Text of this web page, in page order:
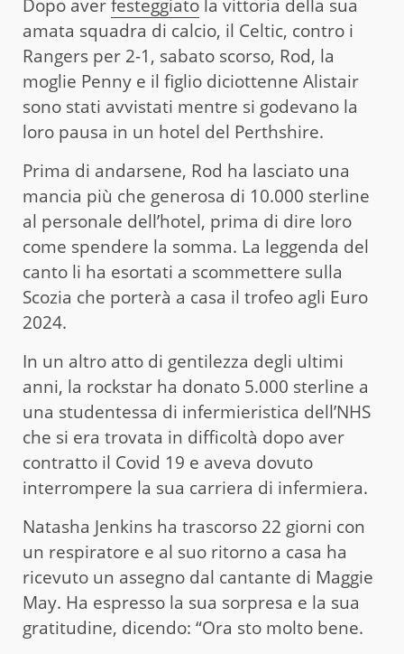
Dopo averfesteggiato la vittoria della sua
amata squadra di calcio, il Celtic, contro i
Rangers per 2-1, sabato scorso, Rod, la
moglie Penny e il figlio diciottenne Alistair
sono stati avvistati mentre si godevano la
loro pausa in un hotel del Perthshire.
Prima di andarsene, Rod ha lasciato una
mancia più che generosa di 10.000 sterline
al personale dell’hotel, prima di dire loro
come spendere la somma. La leggenda del
canto li ha esortati a scommettere sulla
Scozia che porterà a casa il trofeo agli Euro
2024.
In un altro atto di gentilezza degli ultimi
anni, la rockstar ha donato 5.000 sterline a
una studentessa di infermieristica dell’NHS
che si era trovata in difficoltà dopo aver
contratto il Covid 19 e aveva dovuto
interrompere la sua carriera di infermiera.
Natasha Jenkins ha trascorso 22 giorni con
un respiratore e al suo ritorno a casa ha
ricevuto un assegno dal cantante di Maggie
May. Ha espresso la sua sorpresa e la sua
gratitudine, dicendo: “Ora sto molto bene.